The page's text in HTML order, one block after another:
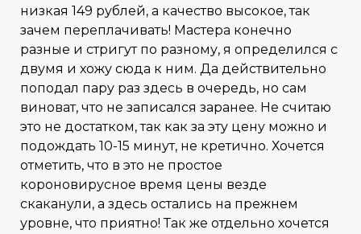
низкая 149 рублей, а качество высокое, так
зачем переплачивать! Мастера конечно
разные и стригут по разному, я определился с
двумя и хожу сюда к ним. Да действительно
поподал пару раз здесь в очередь, но сам
виноват, что не записался заранее. Не считаю
это не достатком, так как за эту цену можно и
подождать 10-15 минут, не кретично. Хочется
отметить, что в это не простое
короновирусное время цены везде
скаканули, а здесь остались на прежнем
уровне, что приятно! Так же отдельно хочется